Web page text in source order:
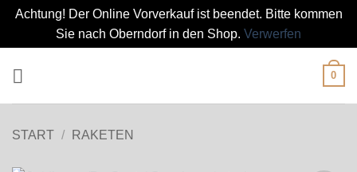
Achtung! Der Online Vorverkauf ist beendet. Bitte kommen
Sie nach Oberndorf in den Shop. Verwerfen
0
START / RAKETEN